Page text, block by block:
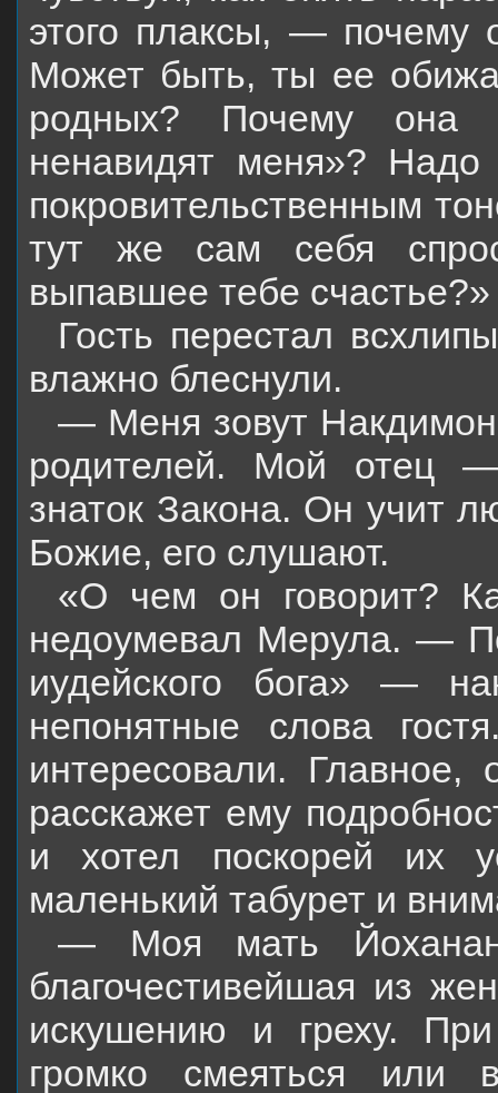
этого плаксы, — почему
Может быть, ты ее
родных? Почему она
ненавидят меня»?
покровительственным
тут же сам себя
выпавшее тебе счастье?»
Гость перестал
влажно блеснули.
— Меня зовут
родителей. Мой отец
знаток Закона. Он учит
Божие, его слушают.
«О чем он говорит?
недоумевал Мерула. —
иудейского бога» —
непонятные слова
интересовали.
расскажет ему
и хотел поскорей их
маленький табурет и
— Моя мать
благочестивейшая из
искушению и греху.
громко смеяться или